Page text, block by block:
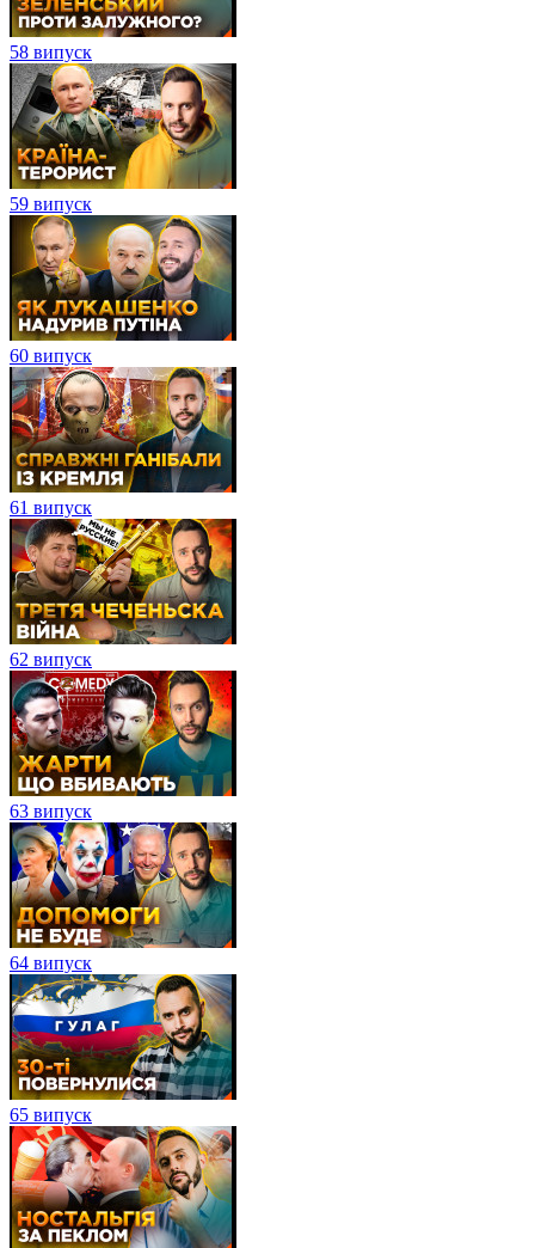
58 випуск
59 випуск
60 випуск
61 випуск
62 випуск
63 випуск
64 випуск
65 випуск